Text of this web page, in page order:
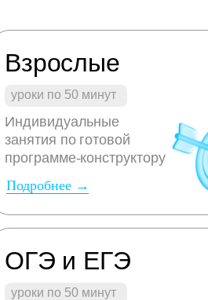
ОГЭ и ЕГЭ
уроки по 50 минут
Подробнее →
Индивидуальные
занятия по готовой
программе-конструктору
уроки по 50 минут
Взрослые